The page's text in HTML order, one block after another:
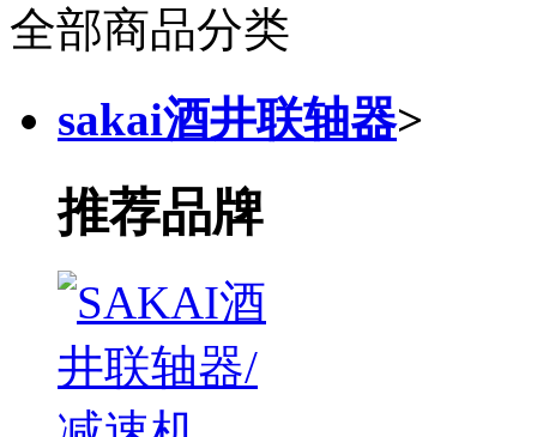
全部商品分类
sakai酒井联轴器>
推荐品牌